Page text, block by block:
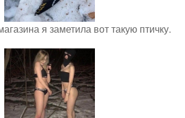
я заметила вот такую птичку.